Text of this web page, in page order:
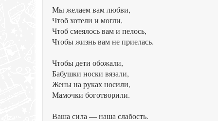
Мы желаем вам любви,
Чтоб хотели и могли,
Чтоб смеялось вам и пелось,
Чтобы жизнь вам не приелась.
Чтобы дети обожали,
Бабушки носки вязали,
Жены на руках носили,
Мамочки боготворили.
Ваша сила — наша слабость.